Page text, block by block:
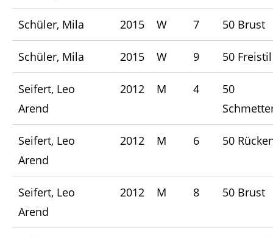
Schüler, Mila 2015 W 7 50 Brust
Schüler, Mila 2015 W 9 50 Freistil
Seifert, Leo
Arend
2012 M 4
50
Seifert, Leo
Arend
2012 M 6 50
Seifert, Leo
Arend
2012 M 8 50 Brust